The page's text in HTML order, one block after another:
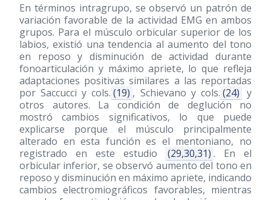
En términos intragrupo, se observó un patrón de
variación favorable de la actividad EMG en ambos
grupos. Para el músculo orbicular superior de los
labios, existió una tendencia al aumento del tono
en reposo y disminución de actividad durante
fonoarticulación y máximo apriete, lo que refleja
adaptaciones positivas similares a las reportadas
por Saccucci y cols. (19) , Schievano y cols. (24) y
otros autores. La condición de deglución no
mostró cambios significativos, lo que puede
explicarse porque el músculo principalmente
alterado en esta función es el mentoniano, no
registrado en este estudio
(29,30,31) . En el
orbicular inferior, se observó aumento del tono en
reposo y disminución en máximo apriete, indicando
cambios electromiográficos favorables, mientras